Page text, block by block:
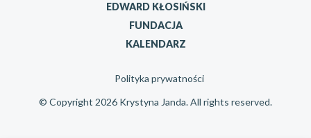
EDWARD KŁOSIŃSKI
FUNDACJA
KALENDARZ
Polityka prywatności
© Copyright 2026 Krystyna Janda. All rights reserved.